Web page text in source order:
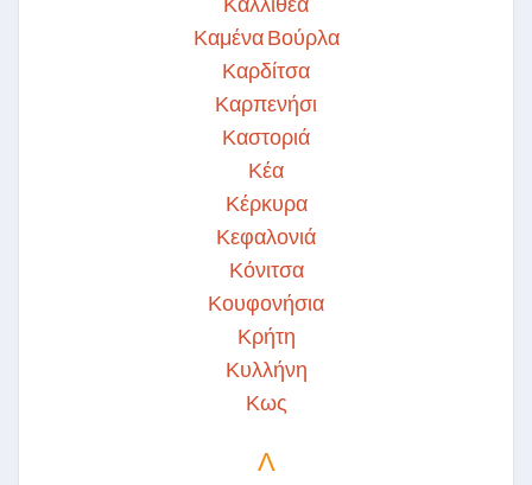
Καμένα Βούρλα
Καρδίτσα
Καρπενήσι
Καστοριά
Κέα
Κέρκυρα
Κεφαλονιά
Κόνιτσα
Κουφονήσια
Κρήτη
Κυλλήνη
Κως
Λ